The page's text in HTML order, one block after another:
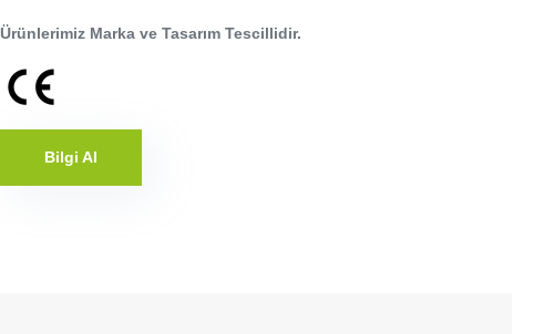
Ürünlerimiz Marka ve Tasarım Tescillidir.
Bilgi Al